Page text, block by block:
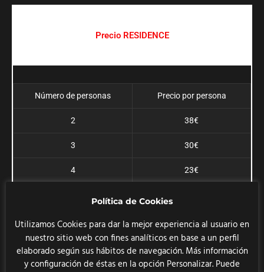
Precio RESIDENCE
Número de personas Precio por persona
2 38€
3 30€
4 23€
6 23€
Política de Cookies
Utilizamos Cookies para dar la mejor experiencia al usuario en
nuestro sitio web con fines analíticos en base a un perfil
elaborado según sus hábitos de navegación. Más información
y configuración de éstas en la opción Personalizar. Puede